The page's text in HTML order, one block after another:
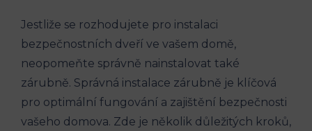
Jestliže se rozhodujete pro instalaci
bezpečnostních dveří ve vašem domě,
neopomeňte správně nainstalovat také
zárubně. Správná instalace zárubně je klíčová
pro optimální fungování a zajištění bezpečnosti
vašeho domova. Zde je několik důležitých kroků,